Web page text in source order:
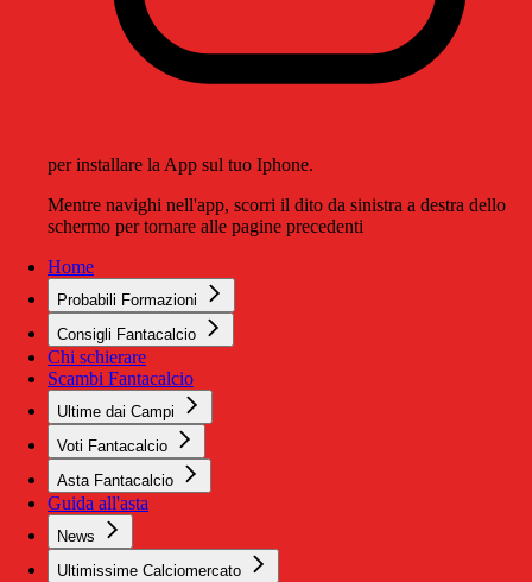
per installare la App sul tuo Iphone.
Mentre navighi nell'app, scorri il dito da sinistra a destra dello
schermo per tornare alle pagine precedenti
Home
Probabili Formazioni
Consigli Fantacalcio
Chi schierare
Scambi Fantacalcio
Ultime dai Campi
Voti Fantacalcio
Asta Fantacalcio
Guida all'asta
News
Ultimissime Calciomercato